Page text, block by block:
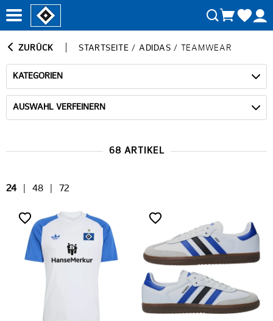
ZURÜCK STARTSEITE / ADIDAS / TEAMWEAR
KATEGORIEN
AUSWAHL VERFEINERN
68 ARTIKEL
24 48 72